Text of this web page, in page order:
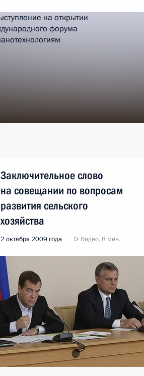
Заключительное слово
на совещании по вопросам
развития сельского
хозяйства
2 октября 2009 года Видео, 8 мин.